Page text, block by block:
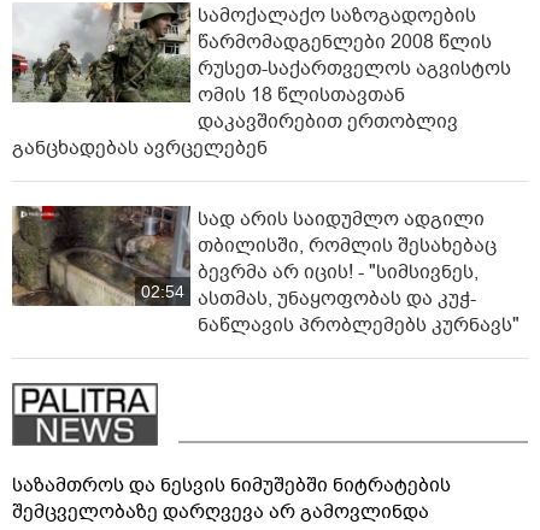
სამოქალაქო საზოგადოების
წარმომადგენლები 2008 წლის
რუსეთ-საქართველოს აგვისტოს
ომის 18 წლისთავთან
დაკავშირებით ერთობლივ
განცხადებას ავრცელებენ
02:54
სად არის საიდუმლო ადგილი
თბილისში, რომლის შესახებაც
ბევრმა არ იცის! - "სიმსივნეს,
ასთმას, უნაყოფობას და კუჭ-
ნაწლავის პრობლემებს კურნავს"
საზამთროს და ნესვის ნიმუშებში ნიტრატების
შემცველობაზე დარღვევა არ გამოვლინდა